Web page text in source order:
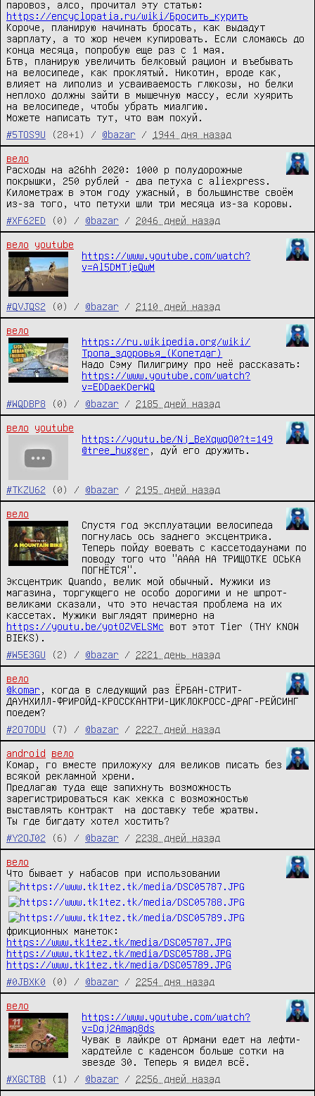
https://encyclopatia.ru/wiki/Бросить_курить
Короче, планирую начинать бросать, как выдадут
зарплату, а то жор нечем купировать. Если сломаюсь до
конца месяца, попробую еще раз с 1 мая.
Бтв, планирую увеличить белковый рацион и въебывать
на велосипеде, как проклятый. Никотин, вроде как,
влияет на липолиз и усваиваемость глюкозы, но белки
неплохо должны зайти в мышечную массу, если хуярить
на велосипеде, чтобы убрать миалгию.
Можете написать тут, что вам похуй.
#5TOS9U
(28+1) / @bazar / 1944 дня назад
вело
Расходы на a26hh 2020: 1000 р полудорожные
покрышки, 250 рублей - два петуха с aliexpress.
Километраж в этом году ужасный, в большинстве своём
из-за того, что петухи шли три месяца из-за коровы.
#XF62ED
(0) / @bazar / 2046 дней назад
вело
youtube
https://www.youtube.com/watch?
v=Al5DMTjeQwM
#QVJQS2 (0) / @bazar / 2110 дней назад
вело
https://ru.wikipedia.org/wiki/
Тропа_здоровья_(Копетдаг)
https://www.youtube.com/watch?
v=EDDaeKDerWQ
#WQDBP8
(0) / @bazar / 2185 дней назад
вело
youtube
https://youtu.be/Nj_BeXqwqO0?t=149
@tree_hugger , дуй его дружить.
#TKZU62 (0) / @bazar / 2195 дней назад
вело
Спустя год эксплуатации велосипеда
погнулась ось заднего эксцентрика.
Теперь пойду воевать с кассетодаунами по
поводу того что "АААА НА ТРИЩОТКЕ ОСЬКА
ПОГНЁТСЯ".
Эксцентрик Quando, велик мой обычный. Мужики из
магазина, торгующего не особо дорогими и не шпрот-
великами сказали, что это нечастая проблема на их
https://youtu.be/yotOZVELSMc вот этот Tier (THY KNOW
BIEKS).
#W5E3GU
(2) / @bazar / 2221 день назад
вело
@komar , когда в следующий раз ЁРБАН-СТРИТ-
ДАУНХИЛЛ-ФРИРОЙД-КРОССКАНТРИ-ЦИКЛОКРОСС-ДРАГ-РЕЙСИНГ
поедем?
#2O7ODU
(7) / @bazar / 2227 дней назад
android
вело
Комар, го вместе приложуху для великов писать без
всякой рекламной хрени.
Предлагаю туда еще запихнуть возможность
зарегистрироваться как хекка с возможностью
выставлять контракт  на доставку тебе жратвы.
Ты где бигдату хотел хостить?
#Y2OJ02
(6) / @bazar / 2238 дней назад
вело
Что бывает у набасов при использовании
https://www.tk1tez.tk/media/DSC05787.JPG
https://www.tk1tez.tk/media/DSC05788.JPG
https://www.tk1tez.tk/media/DSC05789.JPG
#0JBXK0
(0) / @bazar / 2254 дня назад
вело
https://www.youtube.com/watch?
v=Dqj2Amap8ds
Чувак в лайкре от Армани едет на лефти-
хардтейле с каденсом больше сотки на
звезде 30. Теперь я видел всё.
#XGCT8B
(1) / @bazar / 2256 дней назад